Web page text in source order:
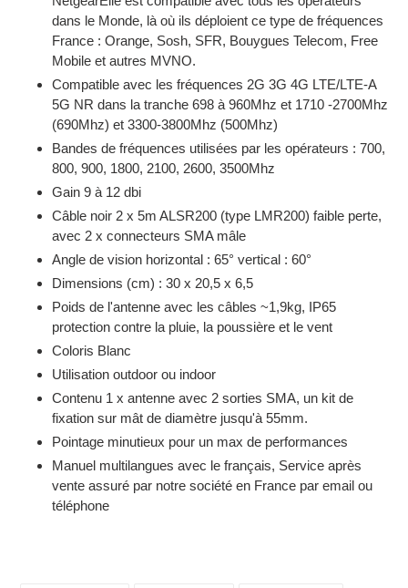
dans le Monde, là où ils déploient ce type de fréquences
France : Orange, Sosh, SFR, Bouygues Telecom, Free
Mobile et autres MVNO.
Compatible avec les fréquences 2G 3G 4G LTE/LTE-A
5G NR dans la tranche 698 à 960Mhz et 1710 -2700Mhz
(690Mhz) et 3300-3800Mhz (500Mhz)
Bandes de fréquences utilisées par les opérateurs : 700,
800, 900, 1800, 2100, 2600, 3500Mhz
Gain 9 à 12 dbi
Câble noir 2 x 5m ALSR200 (type LMR200) faible perte,
avec 2 x connecteurs SMA mâle
Angle de vision horizontal : 65° vertical : 60°
Dimensions (cm) : 30 x 20,5 x 6,5
Poids de l'antenne avec les câbles ~1,9kg, IP65
protection contre la pluie, la poussière et le vent
Coloris Blanc
Utilisation outdoor ou indoor
Contenu 1 x antenne avec 2 sorties SMA, un kit de
fixation sur mât de diamètre jusqu'à 55mm.
Pointage minutieux pour un max de performances
Manuel multilangues avec le français, Service après
vente assuré par notre société en France par email ou
téléphone